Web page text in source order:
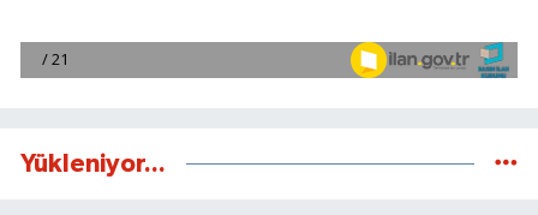
Yükleniyor...